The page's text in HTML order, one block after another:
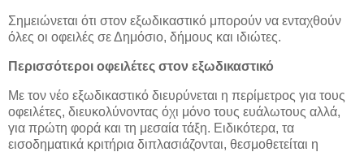
Σημειώνεται ότι στον εξωδικαστικό μπορούν να ενταχθούν
όλες οι οφειλές σε Δημόσιο, δήμους και ιδιώτες.
Περισσότεροι οφειλέτες στον εξωδικαστικό
Με τον νέο εξωδικαστικό διευρύνεται η περίμετρος για τους
οφειλέτες, διευκολύνοντας όχι μόνο τους ευάλωτους αλλά,
για πρώτη φορά και τη μεσαία τάξη. Ειδικότερα, τα
εισοδηματικά κριτήρια διπλασιάζονται, θεσμοθετείται η